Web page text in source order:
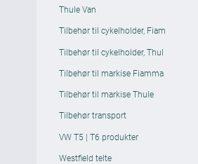
Thule Van
Tilbehør til cykelholder, Fiam
Tilbehør til cykelholder, Thul
Tilbehør til markise Fiamma
Tilbehør til markise Thule
Tilbehør transport
VW T5 | T6 produkter
Westfield telte